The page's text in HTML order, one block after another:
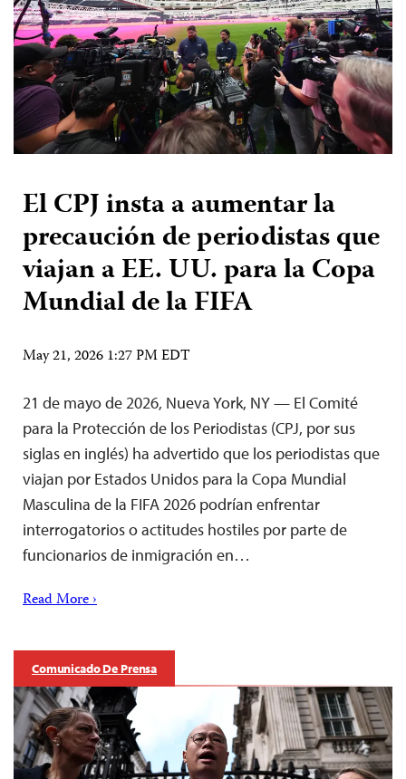
El CPJ insta a aumentar la
precaución de periodistas que
viajan a EE. UU. para la Copa
Mundial de la FIFA
May 21, 2026 1:27 PM EDT
21 de mayo de 2026, Nueva York, NY — El Comité
para la Protección de los Periodistas (CPJ, por sus
siglas en inglés) ha advertido que los periodistas que
viajan por Estados Unidos para la Copa Mundial
Masculina de la FIFA 2026 podrían enfrentar
interrogatorios o actitudes hostiles por parte de
funcionarios de inmigración en…
Read More ›
Comunicado De Prensa